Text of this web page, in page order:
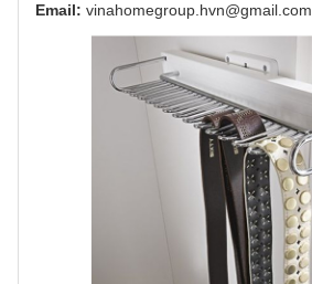
Email: vinahomegroup.hvn@gmail.com